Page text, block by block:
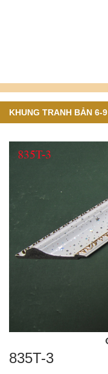
KHUNG TRANH BẢN 6-9
835T-3